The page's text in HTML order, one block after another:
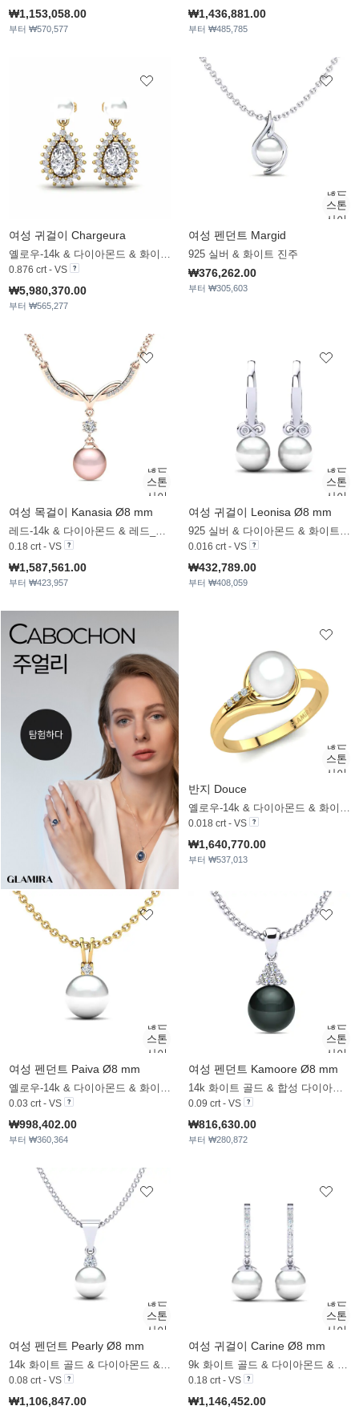
₩1,153,058.00
부터 ₩570,577
₩1,436,881.00
부터 ₩485,785
여성 귀걸이 Chargeura
옐로우-14k & 다이아몬드 & 화이트 진주
0.876 crt - VS
₩5,980,370.00
부터 ₩565,277
여성 펜던트 Margid
925 실버 & 화이트 진주
₩376,262.00
부터 ₩305,603
여성 목걸이 Kanasia Ø8 mm
레드-14k & 다이아몬드 & 레드_진주
0.18 crt - VS
₩1,587,561.00
부터 ₩423,957
여성 귀걸이 Leonisa Ø8 mm
925 실버 & 다이아몬드 & 화이트 진주
0.016 crt - VS
₩432,789.00
부터 ₩408,059
반지 Douce
옐로우-14k & 다이아몬드 & 화이트 진주
0.018 crt - VS
₩1,640,770.00
부터 ₩537,013
여성 펜던트 Paiva Ø8 mm
옐로우-14k & 다이아몬드 & 화이트 진주
0.03 crt - VS
₩998,402.00
부터 ₩360,364
여성 펜던트 Kamoore Ø8 mm
14k 화이트 골드 & 합성 다이아몬드 & 블랙_진주
0.09 crt - VS
₩816,630.00
부터 ₩280,872
여성 펜던트 Pearly Ø8 mm
14k 화이트 골드 & 다이아몬드 & 화이트 진주
0.08 crt - VS
₩1,106,847.00
여성 귀걸이 Carine Ø8 mm
9k 화이트 골드 & 다이아몬드 & 화이트 진주
0.18 crt - VS
₩1,146,452.00